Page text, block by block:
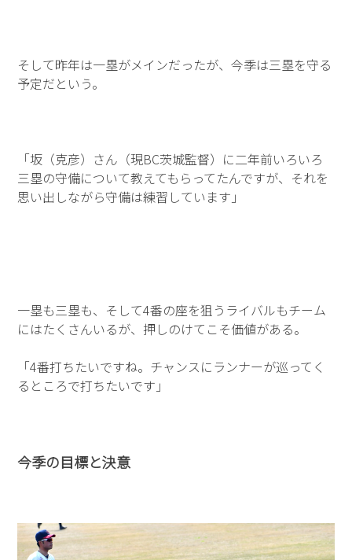
そして昨年は一塁がメインだったが、今季は三塁を守る
予定だという。
「坂（克彦）さん（現BC茨城監督）に二年前いろいろ
三塁の守備について教えてもらってたんですが、それを
思い出しながら守備は練習しています」
一塁も三塁も、そして4番の座を狙うライバルもチーム
にはたくさんいるが、押しのけてこそ価値がある。
「4番打ちたいですね。チャンスにランナーが巡ってく
るところで打ちたいです」
今季の目標と決意